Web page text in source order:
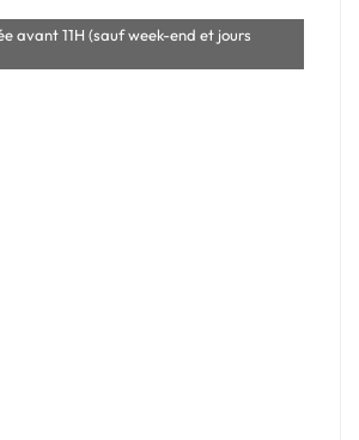
avant 11H (sauf week-end et jours